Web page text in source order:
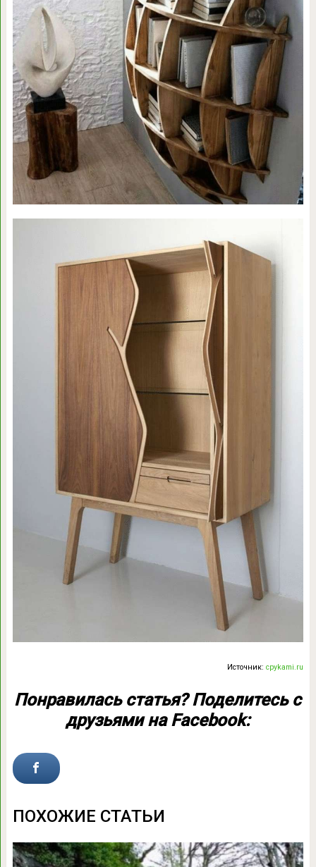
Источник:cpykami.ru
Понравилась статья? Поделитесь с
друзьями на Facebook:
ПОХОЖИЕ СТАТЬИ